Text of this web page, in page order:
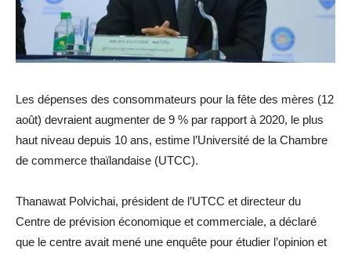
Les dépenses des consommateurs pour la fête des mères (12
août) devraient augmenter de 9 % par rapport à 2020, le plus
haut niveau depuis 10 ans, estime l’Université de la Chambre
de commerce thaïlandaise (UTCC).
Thanawat Polvichai, président de l’UTCC et directeur du
Centre de prévision économique et commerciale, a déclaré
que le centre avait mené une enquête pour étudier l’opinion et